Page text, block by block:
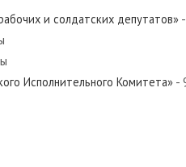
Север»
и солдатских депутатов»
Исполнительного Комитета» -